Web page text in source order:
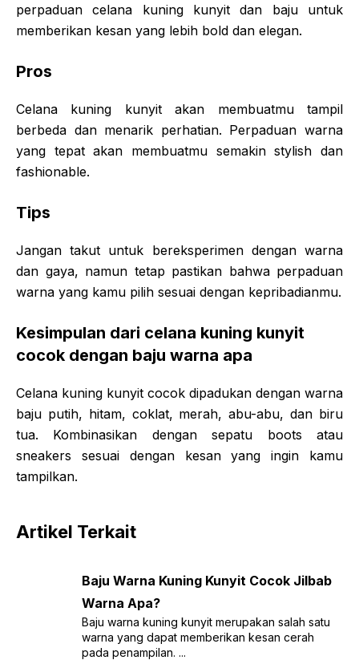
perpaduan celana kuning kunyit dan baju untuk
memberikan kesan yang lebih bold dan elegan.
Pros
Celana kuning kunyit akan membuatmu tampil
berbeda dan menarik perhatian. Perpaduan warna
yang tepat akan membuatmu semakin stylish dan
fashionable.
Tips
Jangan takut untuk bereksperimen dengan warna
dan gaya, namun tetap pastikan bahwa perpaduan
warna yang kamu pilih sesuai dengan kepribadianmu.
Kesimpulan dari celana kuning kunyit
cocok dengan baju warna apa
Celana kuning kunyit cocok dipadukan dengan warna
baju putih, hitam, coklat, merah, abu-abu, dan biru
tua. Kombinasikan dengan sepatu boots atau
sneakers sesuai dengan kesan yang ingin kamu
tampilkan.
Artikel Terkait
Baju Warna Kuning Kunyit Cocok Jilbab
Warna Apa?
Baju warna kuning kunyit merupakan salah satu
warna yang dapat memberikan kesan cerah
pada penampilan. ...